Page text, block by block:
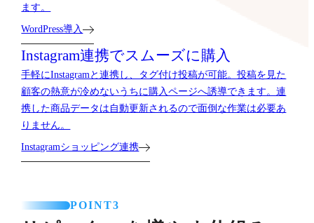
WordPress導入
Instagram連携でスムーズに購入
手軽にInstagramと連携し、タグ付け投稿が可能。投稿を見た
顧客の熱意が冷めないうちに購入ページへ誘導できます。連
携した商品データは自動更新されるので面倒な作業は必要あ
りません。
Instagramショッピング連携
リピーターを増やす仕組み